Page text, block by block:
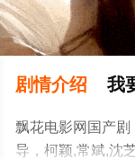
剧情介绍 我
飘花电影网国产
导，柯颖,常斌,沈